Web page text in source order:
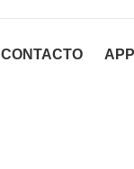
CONTACTO APP